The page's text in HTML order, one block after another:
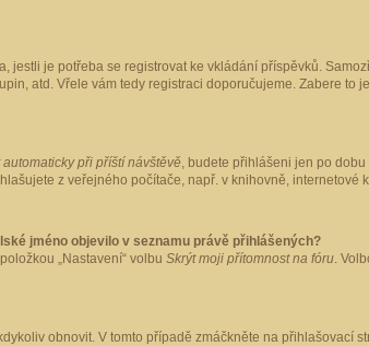
jestli je potřeba se registrovat ke vkládání příspěvků.
atd. Vřele vám tedy registraci doporučujeme. Zabere to
při příští návštěvě, budete přihlášeni jen po
z veřejného počítače, např. v knihovně, internetové
jméno objevilo v seznamu právě přihlášených?
„Nastavení“ volbu Skrýt moji přítomnost na fóru.
obnovit. V tomto případě zmáčkněte na přihlašovací